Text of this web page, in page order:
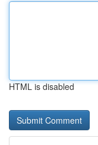
HTML is disabled